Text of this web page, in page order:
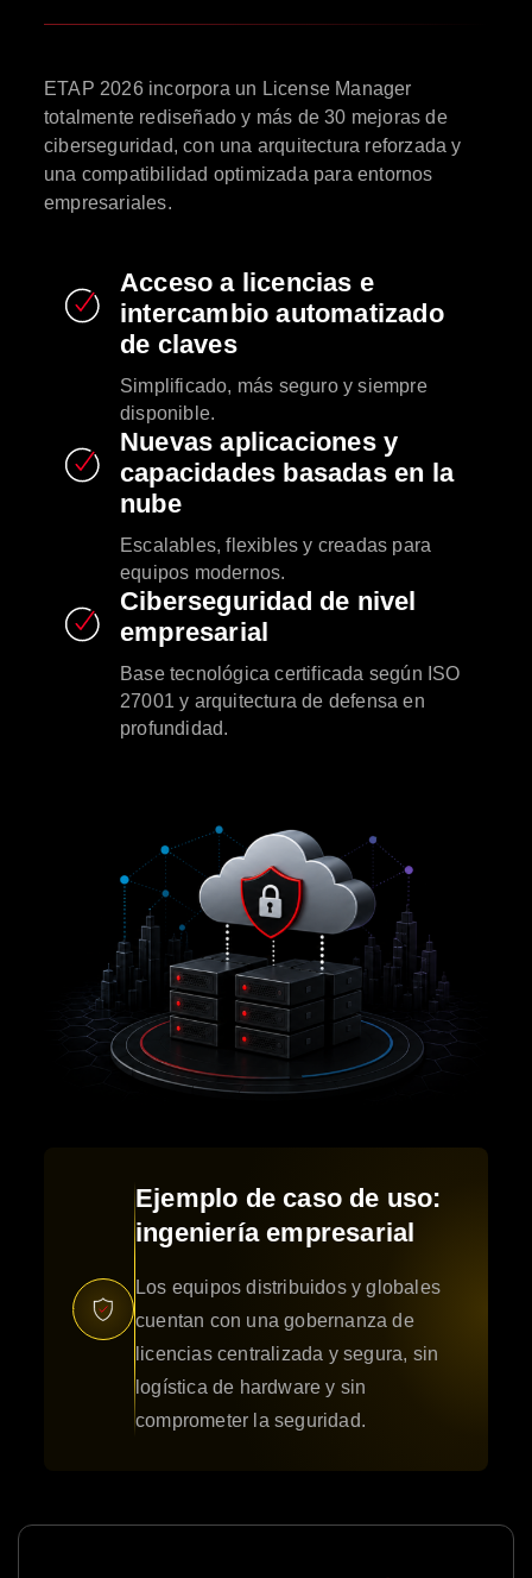
ETAP 2026 incorpora un License Manager
totalmente rediseñado y más de 30 mejoras de
ciberseguridad, con una arquitectura reforzada y
una compatibilidad optimizada para entornos
empresariales.
Acceso a licencias e
intercambio automatizado
de claves
Simplificado, más seguro y siempre
disponible.
Nuevas aplicaciones y
capacidades basadas en la
nube
Escalables, flexibles y creadas para
equipos modernos.
Ciberseguridad de nivel
empresarial
Base tecnológica certificada según ISO
27001 y arquitectura de defensa en
profundidad.
Ejemplo de caso de uso:
ingeniería empresarial
Los equipos distribuidos y globales
cuentan con una gobernanza de
licencias centralizada y segura, sin
logística de hardware y sin
comprometer la seguridad.